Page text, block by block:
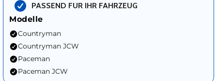
PASSEND FUR IHR FAHRZEUG
Modelle
Countryman
Countryman JCW
Paceman
Paceman JCW